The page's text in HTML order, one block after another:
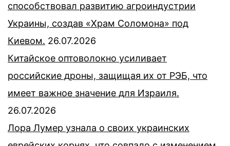
способствовал развитию агроиндустрии
Украины, создав «Храм Соломона» под
Киевом. 26.07.2026
Китайское оптоволокно усиливает
российские дроны, защищая их от РЭБ, что
имеет важное значение для Израиля.
26.07.2026
Лора Лумер узнала о своих украинских